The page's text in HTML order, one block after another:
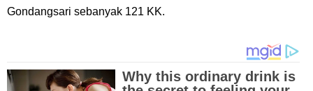
Gondangsari sebanyak 121 KK.